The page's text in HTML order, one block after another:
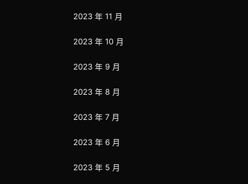
2023 年 11 月
2023 年 10 月
2023 年 9 月
2023 年 8 月
2023 年 7 月
2023 年 6 月
2023 年 5 月